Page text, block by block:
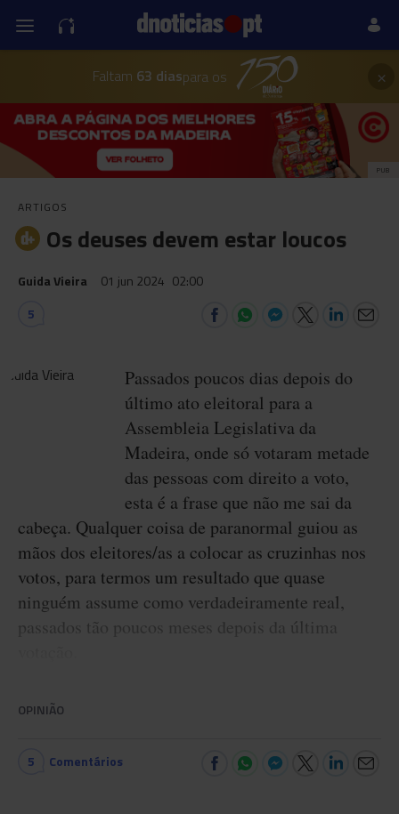
Faltam 63 diaspara os ×
PUB
ARTIGOS
Os deuses devem estar loucos
Guida Vieira 01 jun 2024 02:00
5
Passados poucos dias depois do
último ato eleitoral para a
Assembleia Legislativa da
Madeira, onde só votaram metade
das pessoas com direito a voto,
esta é a frase que não me sai da
cabeça. Qualquer coisa de paranormal guiou as
mãos dos eleitores/as a colocar as cruzinhas nos
votos, para termos um resultado que quase
ninguém assume como verdadeiramente real,
passados tão poucos meses depois da última
OPINIÃO
5 Comentários